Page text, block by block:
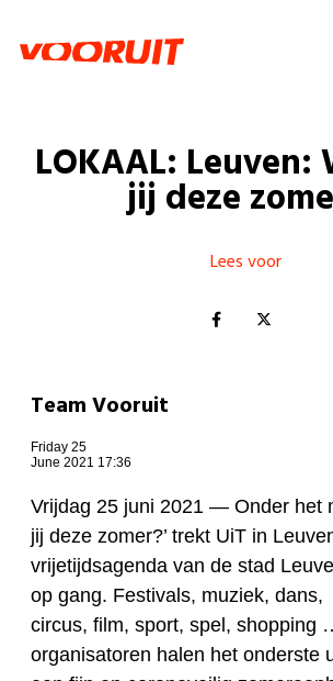
Zorg
Gelijke kansen
Welzijn
Kinderen en
Onze mensen
Standpunten
Vacatures
Doe mee
Doe mee
Word lid
Shop
Login
LOKAAL: Leuven:
jij deze
Lees voor
Team Vooruit
Friday 25
June 2021 17:36
Vrijdag 25 juni 2021 — Onder het
jij deze zomer?’ trekt UiT in
vrijetijdsagenda van de stad
op gang. Festivals, muziek, dans,
circus, film, sport, spel, shopping
organisatoren halen het onderste